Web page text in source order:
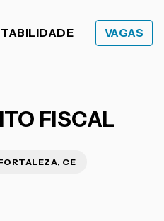
VAGAS
FISCAL
CE